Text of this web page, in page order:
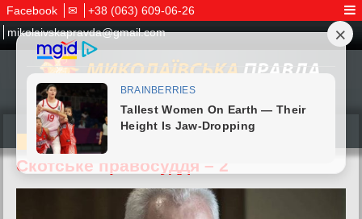
Facebook ✉
+38 (063) 609-06-26
mikolaivskapravda@gmail.com
27.05.2026
Скотське правосуддя – 2